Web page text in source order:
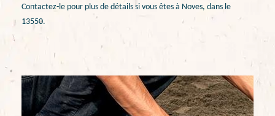
Contactez-le pour plus de détails si vous êtes à Noves, dans le
13550.